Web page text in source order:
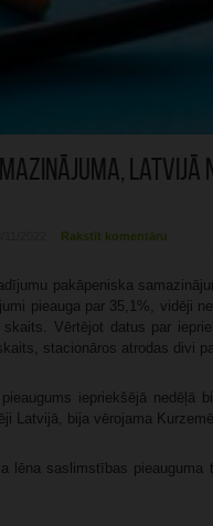
Latvijā
Rakstīt komentāru
pakāpeniska
pieauga par 35,1%, vidēji
Vērtējot datus par
stacionāros atrodas divi
iepriekšējā nedēļā
Latvijā, bija vērojama
lēna saslimstības